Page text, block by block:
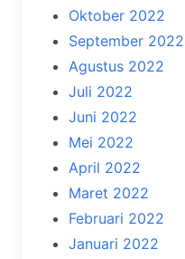
Oktober 2022
September 2022
Agustus 2022
Juli 2022
Juni 2022
Mei 2022
April 2022
Maret 2022
Februari 2022
Januari 2022